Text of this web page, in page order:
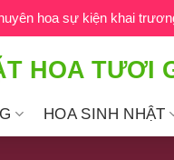
hoa sự kiện khai
HOA TƯƠI
HOA SINH NHẬT